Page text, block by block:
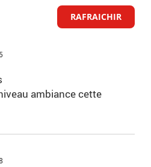
RAFRAICHIR
ambiance cette